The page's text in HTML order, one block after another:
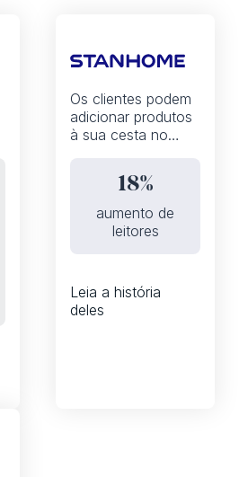
Os clientes podem
adicionar produtos
à sua cesta no
uma experiência de
compra que prioriza
dispositivos móveis
e compatível com o
18%
aumento de
leitores
Leia a história
deles